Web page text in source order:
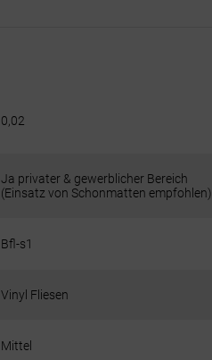
0,02
Ja privater & gewerblicher Bereich
(Einsatz von Schonmatten empfohlen)
Bfl-s1
Vinyl Fliesen
Mittel